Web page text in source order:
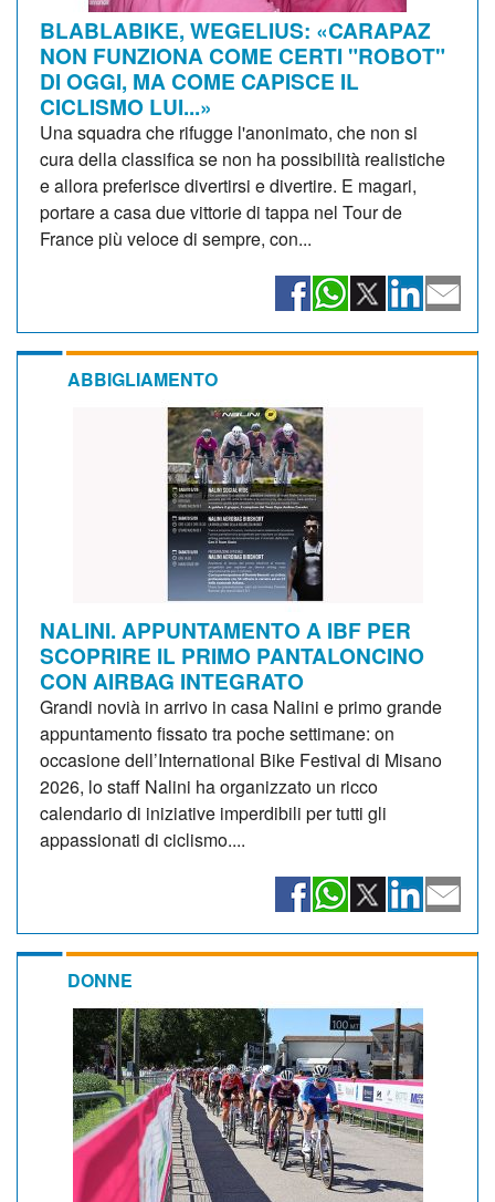
BLABLABIKE, WEGELIUS: «CARAPAZ
NON FUNZIONA COME CERTI "ROBOT"
DI OGGI, MA COME CAPISCE IL
CICLISMO LUI...»
Una squadra che rifugge l'anonimato, che non si
cura della classifica se non ha possibilità realistiche
e allora preferisce divertirsi e divertire. E magari,
portare a casa due vittorie di tappa nel Tour de
France più veloce di sempre, con...
ABBIGLIAMENTO
NALINI. APPUNTAMENTO A IBF PER
SCOPRIRE IL PRIMO PANTALONCINO
CON AIRBAG INTEGRATO
Grandi novià in arrivo in casa Nalini e primo grande
appuntamento fissato tra poche settimane: on
occasione dell’International Bike Festival di Misano
2026, lo staff Nalini ha organizzato un ricco
calendario di iniziative imperdibili per tutti gli
appassionati di ciclismo....
DONNE